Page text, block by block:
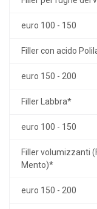
euro 100 - 150
Filler con acido
euro 150 - 200
Filler Labbra*
euro 100 - 150
Filler volumizzanti
Mento)*
euro 150 - 200